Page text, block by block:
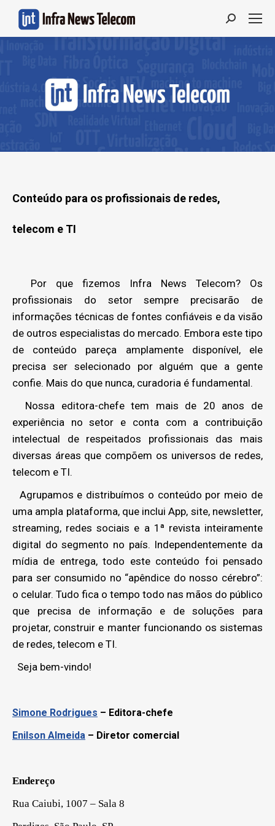
Search:
Conteúdo para os profissionais de redes,
telecom e TI
Por que fizemos Infra News Telecom? Os
profissionais do setor sempre precisarão de
informações técnicas de fontes confiáveis e da visão
de outros especialistas do mercado. Embora este tipo
de conteúdo pareça amplamente disponível, ele
precisa ser selecionado por alguém que a gente
confie. Mais do que nunca, curadoria é fundamental.
Nossa editora-chefe tem mais de 20 anos de
experiência no setor e conta com a contribuição
intelectual de respeitados profissionais das mais
diversas áreas que compõem os universos de redes,
telecom e TI.
Agrupamos e distribuímos o conteúdo por meio de
uma ampla plataforma, que inclui App, site, newsletter,
streaming, redes sociais e a 1ª revista inteiramente
digital do segmento no país. Independentemente da
mídia de entrega, todo este conteúdo foi pensado
para ser consumido no “apêndice do nosso cérebro”:
o celular. Tudo fica o tempo todo nas mãos do público
que precisa de informação e de soluções para
projetar, construir e manter funcionando os sistemas
de redes, telecom e TI.
Seja bem-vindo!
Simone Rodrigues – Editora-chefe
Enilson Almeida – Diretor comercial
Endereço
Rua Caiubi, 1007 – Sala 8